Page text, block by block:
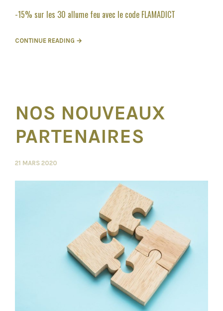
-15% sur les 30 allume feu avec le code FLAMADICT
CONTINUE READING →
NOS NOUVEAUX
PARTENAIRES
21 MARS 2020